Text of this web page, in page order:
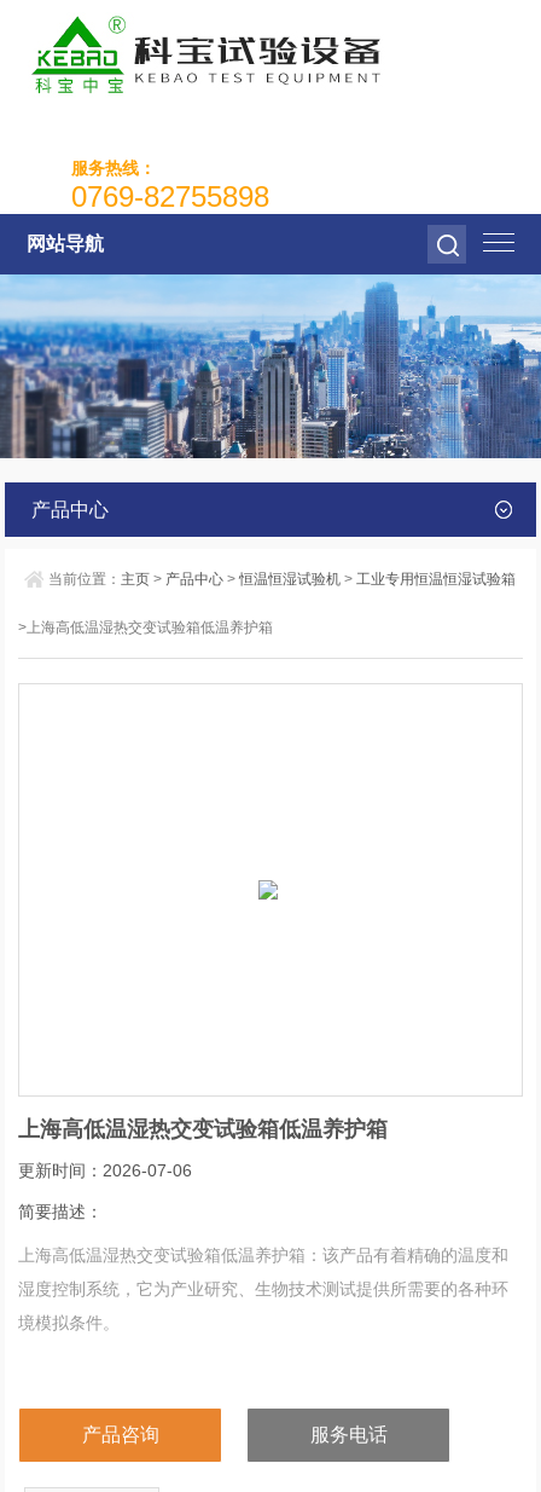
服务热线：
0769-82755898
网站导航
产品中心
当前位置： 主页 > 产品中心 >恒温恒湿试验机 > 工业专用恒温恒湿试验箱
>上海高低温湿热交变试验箱低温养护箱
上海高低温湿热交变试验箱低温养护箱
更新时间：2026-07-06
简要描述：
上海高低温湿热交变试验箱低温养护箱：该产品有着精确的温度和
湿度控制系统，它为产业研究、生物技术测试提供所需要的各种环
境模拟条件。
产品咨询 服务电话